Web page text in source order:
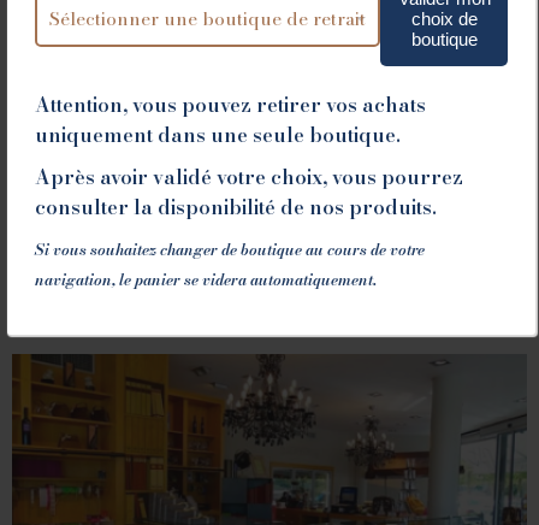
choix de
boutique
Attention, vous pouvez retirer vos achats
uniquement dans une seule boutique.
Après avoir validé votre choix, vous pourrez
consulter la disponibilité de nos produits.
Si vous souhaitez changer de boutique au cours de votre
navigation, le panier se videra automatiquement.
ROMANS
78 place Jean Jaurès - 26100 Romans sur Isère
Tél. 04 75 02 26 80